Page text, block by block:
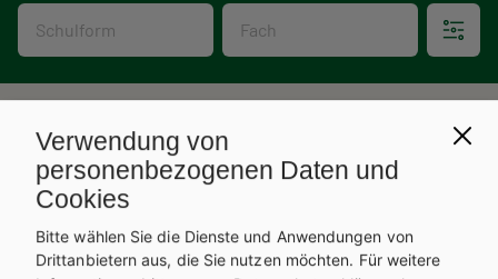
Schulform Fach
P
d
V
e
Verwendung von
personenbezogenen Daten und
Cookies
Bitte wählen Sie die Dienste und Anwendungen von
Drittanbietern aus, die Sie nutzen möchten. Für weitere